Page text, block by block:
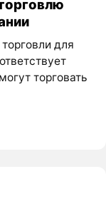
для
торговать